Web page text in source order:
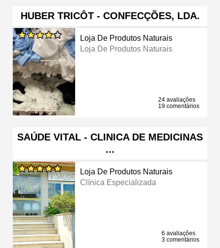
HUBER TRICÔT - CONFECÇÕES, LDA.
Loja De Produtos Naturais
Loja De Produtos Naturais
24 avaliações
19 comentários
SAÚDE VITAL - CLINICA DE MEDICINAS
…
Loja De Produtos Naturais
Clínica Especializada
6 avaliações
3 comentários